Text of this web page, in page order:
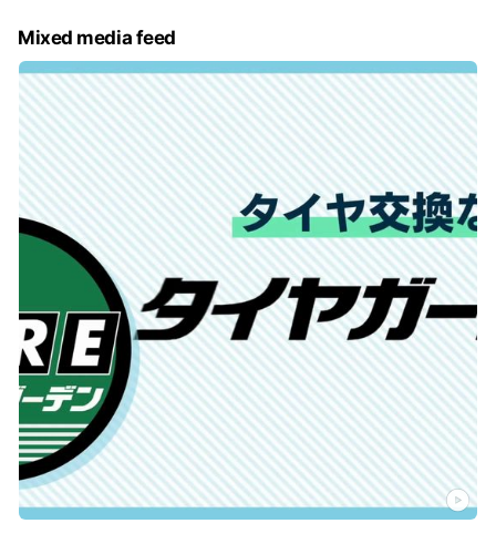
Mixed media feed